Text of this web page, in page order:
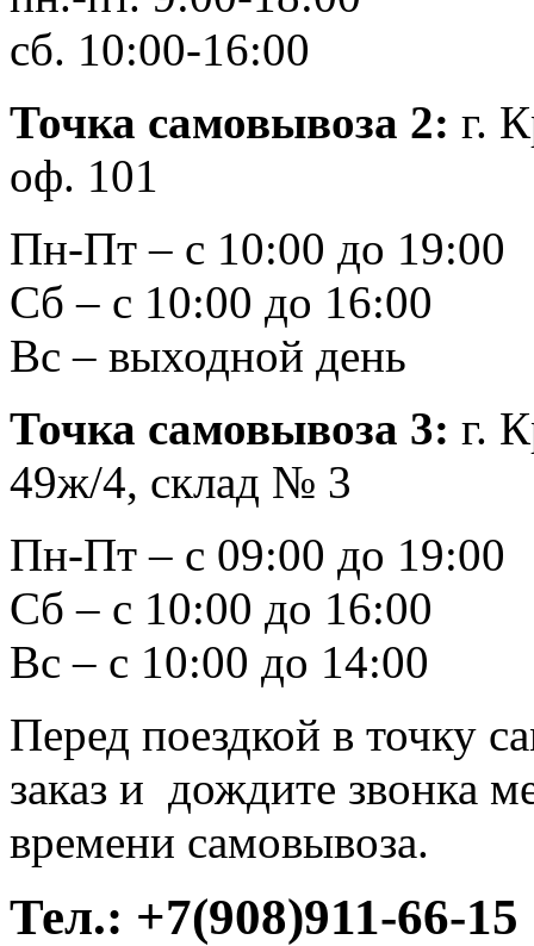
сб. 10:00-16:00
Точка самовывоза 2: г.
оф. 101
Пн-Пт – с 10:00 до 19:00
Сб – с 10:00 до 16:00
Вс – выходной день
Точка самовывоза 3: г.
49ж/4, склад № 3
Пн-Пт – с 09:00 до 19:00
Сб – с 10:00 до 16:00
Вс – с 10:00 до 14:00
Перед поездкой в точку
заказ и дождите звонка
времени самовывоза.
Тел.: +7(908)911-66-15